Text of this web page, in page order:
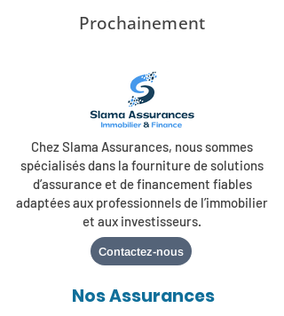
Prochainement
Chez Slama Assurances, nous sommes
spécialisés dans la fourniture de solutions
d’assurance et de financement fiables
adaptées aux professionnels de l’immobilier
et aux investisseurs.
Contactez-nous
Nos Assurances